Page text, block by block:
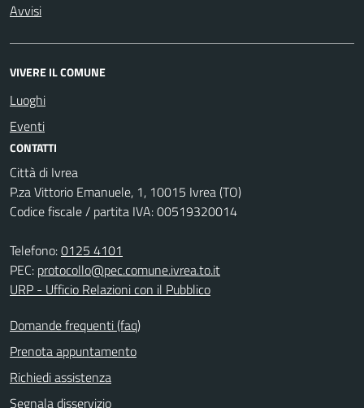
Avvisi
VIVERE IL COMUNE
Luoghi
Eventi
CONTATTI
Città di Ivrea
P.za Vittorio Emanuele, 1, 10015 Ivrea (TO)
Codice fiscale / partita IVA: 00519320014
Telefono:0125 4101
PEC: protocollo@pec.comune.ivrea.to.it
URP - Ufficio Relazioni con il Pubblico
Domande frequenti (faq)
Prenota appuntamento
Richiedi assistenza
Segnala disservizio